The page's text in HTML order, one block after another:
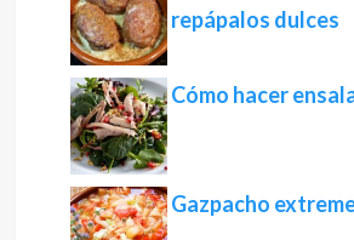
repápalos dulces
Cómo hacer
Gazpacho